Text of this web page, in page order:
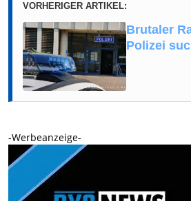
VORHERIGER ARTIKEL:
Brutaler
Polizei
-Werbeanzeige-